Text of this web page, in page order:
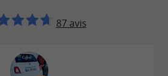
87 avis